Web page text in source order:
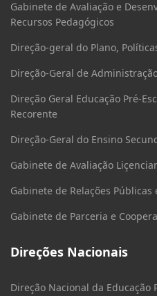
Gabinete de Avaliação e
Recursos Pedagógicos
Direção-geral do Plano,
Direção-Geral de
Direção Geral Educação Pré-
Recorente
Direção-Geral do Ensino
Gabinete de Avaliação
Gabinete de Relações Públicas
Gabinete de Parceria e
Direções Nacionais
Direção Nacional da Educação